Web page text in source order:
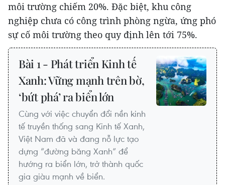
môi trường chiếm 20%. Đặc biệt, khu công
nghiệp chưa có công trình phòng ngừa, ứng phó
sự cố môi trường theo quy định lên tới 75%.
Bài 1 - Phát triển Kinh tế
Xanh: Vững mạnh trên bờ,
‘bứt phá’ ra biển lớn
Cùng với việc chuyển đổi nền kinh
tế truyền thống sang Kinh tế Xanh,
Việt Nam đã và đang nỗ lực tạo
dựng “đường băng Xanh” để
hướng ra biển lớn, trở thành quốc
gia giàu mạnh về biển.